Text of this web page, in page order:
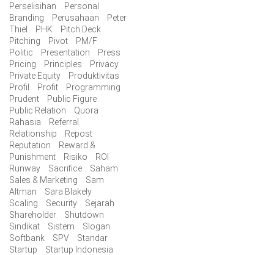
Perselisihan
Personal
Branding
Perusahaan
Peter
Thiel
PHK
Pitch Deck
Pitching
Pivot
PM/F
Politic
Presentation
Press
Pricing
Principles
Privacy
Private Equity
Produktivitas
Profil
Profit
Programming
Prudent
Public Figure
Public Relation
Quora
Rahasia
Referral
Relationship
Repost
Reputation
Reward &
Punishment
Risiko
ROI
Runway
Sacrifice
Saham
Sales & Marketing
Sam
Altman
Sara Blakely
Scaling
Security
Sejarah
Shareholder
Shutdown
Sindikat
Sistem
Slogan
Softbank
SPV
Standar
Startup
Startup Indonesia